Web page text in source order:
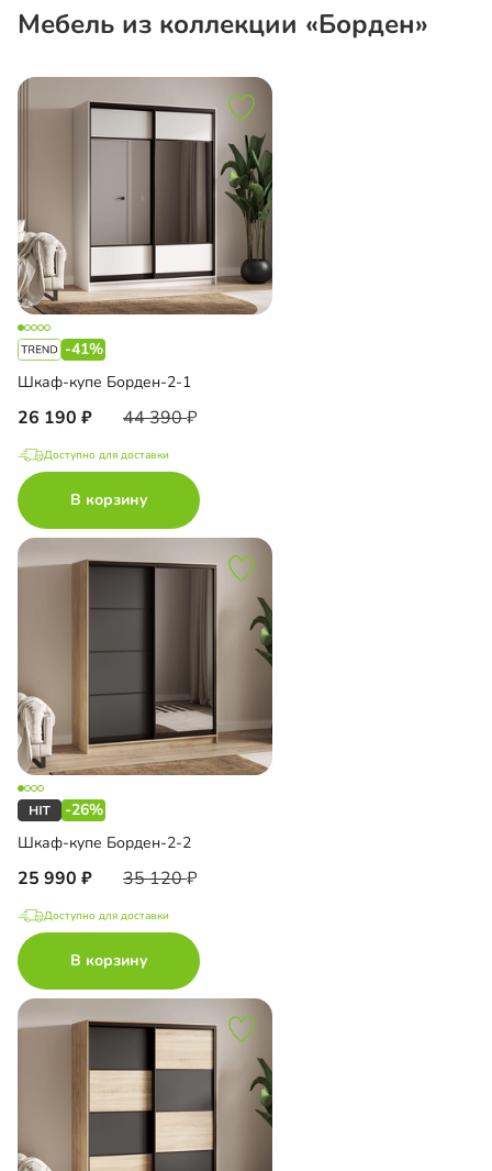
Мебель из коллекции «Борден»
-41%
Шкаф-купе Борден-2-1
26 190 44 390
Доступно для доставки
В корзину
-26%
Шкаф-купе Борден-2-2
25 990 35 120
Доступно для доставки
В корзину